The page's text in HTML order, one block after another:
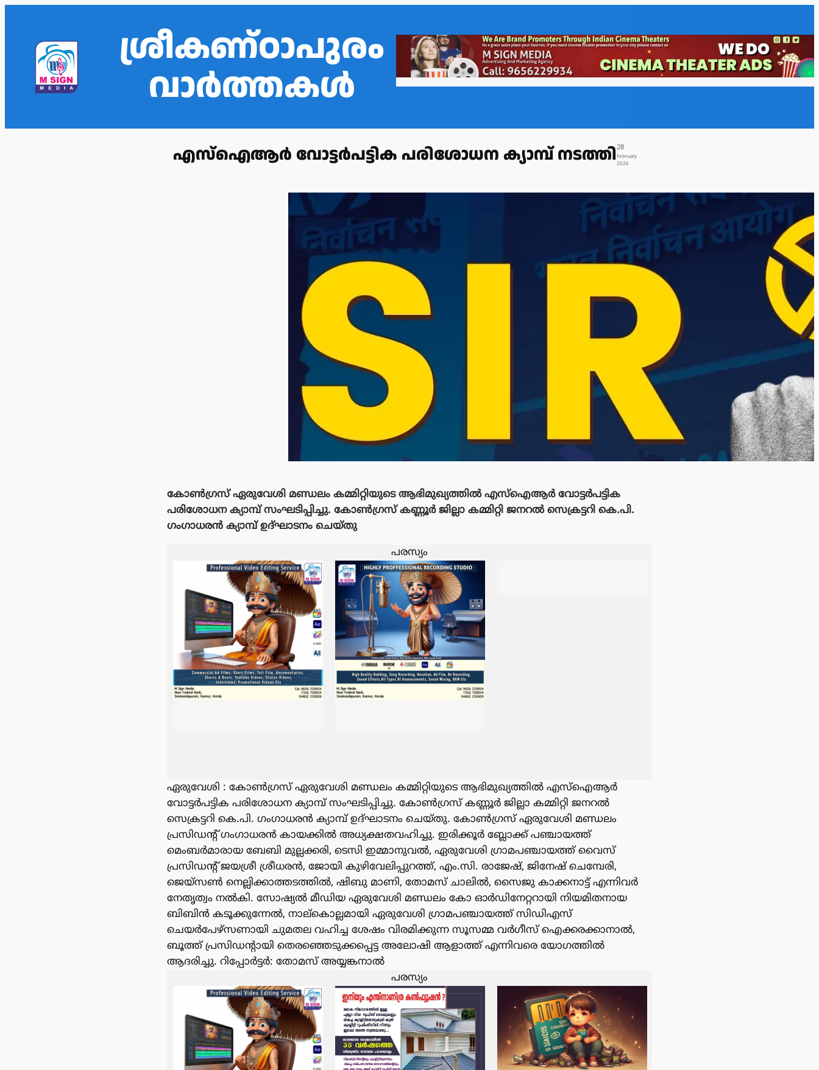
ശ്രീകണ്ഠാപുരം
വാർത്തകൾ
എസ്ഐആർ വോട്ടർപട്ടിക പരിശോധന ക്യാമ്പ് നടത്തി28
February
2026
കോൺഗ്രസ് ഏരുവേശി മണ്ഡലം കമ്മിറ്റിയുടെ ആഭിമുഖ്യത്തിൽ എസ്ഐആർ വോട്ടർപട്ടിക
പരിശോധന ക്യാമ്പ് സംഘടിപ്പിച്ചു. കോൺഗ്രസ് കണ്ണൂർ ജില്ലാ കമ്മിറ്റി ജനറൽ സെക്രട്ടറി കെ.പി.
ഗംഗാധരൻ ക്യാമ്പ് ഉദ്ഘാടനം ചെയ്തു
പരസ്യം
ഏരുവേശി : കോൺഗ്രസ് ഏരുവേശി മണ്ഡലം കമ്മിറ്റിയുടെ ആഭിമുഖ്യത്തിൽ എസ്ഐആർ
വോട്ടർപട്ടിക പരിശോധന ക്യാമ്പ് സംഘടിപ്പിച്ചു. കോൺഗ്രസ് കണ്ണൂർ ജില്ലാ കമ്മിറ്റി ജനറൽ
സെക്രട്ടറി കെ.പി. ഗംഗാധരൻ ക്യാമ്പ് ഉദ്ഘാടനം ചെയ്തു. കോൺഗ്രസ് ഏരുവേശി മണ്ഡലം
പ്രസിഡൻ്റ് ഗംഗാധരൻ കായക്കിൽ അധ്യക്ഷതവഹിച്ചു. ഇരിക്കൂർ ബ്ലോക്ക് പഞ്ചായത്ത്
മെംബർമാരായ ബേബി മുല്ലക്കരി, ടെസി ഇമ്മാനുവൽ, ഏരുവേശി ഗ്രാമപഞ്ചായത്ത് വൈസ്
പ്രസിഡൻ്റ് ജയശ്രീ ശ്രീധരൻ, ജോയി കുഴിവേലിപ്പുറത്ത്, എം.സി. രാജേഷ്, ജിനേഷ് ചെമ്പേരി,
ജെയ്സൺ നെല്ലിക്കാത്തടത്തിൽ, ഷിബു മാണി, തോമസ് ചാലിൽ, സൈജു കാക്കനാട്ട് എന്നിവർ
നേതൃത്വം നൽകി. സോഷ്യൽ മീഡിയ ഏരുവേശി മണ്ഡലം കോ ഓർഡിനേറ്ററായി നിയമിതനായ
ബിബിൻ കടൂക്കുന്നേൽ, നാല്കൊല്ലമായി ഏരുവേശി ഗ്രാമപഞ്ചായത്ത് സിഡിഎസ്
ചെയർപേഴ്സണായി ചുമതല വഹിച്ച ശേഷം വിരമിക്കുന്ന സൂസമ്മ വർഗീസ് ഐക്കരക്കാനാൽ,
ബൂത്ത് പ്രസിഡൻ്റായി തെരഞ്ഞെടുക്കപ്പെട്ട അലോഷി ആളാത്ത് എന്നിവരെ യോഗത്തിൽ
ആദരിച്ചു. റിപ്പോർട്ടർ: തോമസ് അയ്യങ്കനാൽ
പരസ്യം